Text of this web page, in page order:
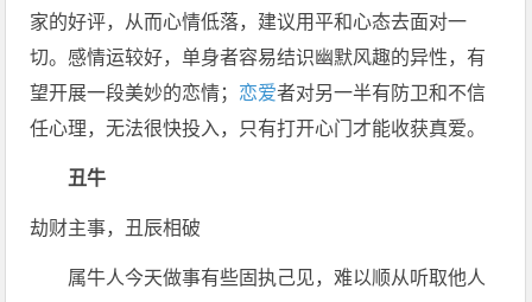
家的好评，从而心情低落，建议用平和心态去面对一
切。感情运较好，单身者容易结识幽默风趣的异性，有
望开展一段美妙的恋情； 恋爱者对另一半有防卫和不信
任心理，无法很快投入，只有打开心门才能收获真爱。
丑牛
劫财主事，丑辰相破
属牛人今天做事有些固执己见，难以顺从听取他人